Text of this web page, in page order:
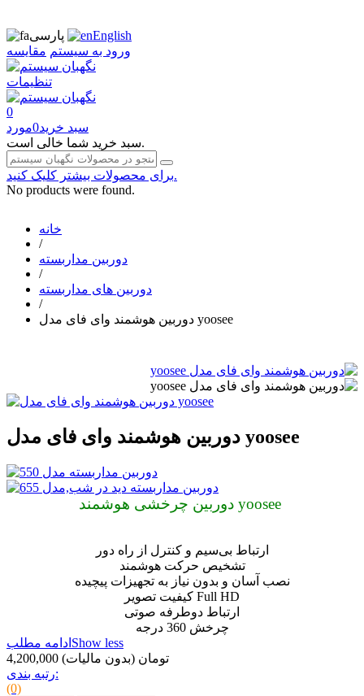
پارسی
English
ورود به سیستم مقایسه
تنظیمات
0
سبد خرید0مورد
سبد خرید شما خالی است.
برای محصولات بیشتر کلیک کنید.
No products were found.
خانه
/
دوربین مداربسته
/
دوربین های مداربسته
/
دوربین هوشمند وای فای مدل yoosee
دوربین هوشمند وای فای مدل yoosee
دوربین چرخشی هوشمند yoosee
ارتباط بی‌سیم و کنترل از راه دور
تشخیص حرکت هوشمند
نصب آسان و بدون نیاز به تجهیزات پیچیده
کیفیت تصویر Full HD
ارتباط دوطرفه صوتی
چرخش 360 درجه
ادامه مطلب Show less
4,200,000 تومان (بدون مالیات)
رتبه بندی:
(0)